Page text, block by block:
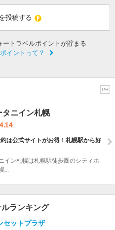
投稿する
ートラベルポイントが貯まる
イントって？
PR
タニイン札幌
4.14
は公式サイトがお得！札幌駅から好
イン札幌は札幌駅徒歩圏のシティホ
...
ランキング
セットプラザ